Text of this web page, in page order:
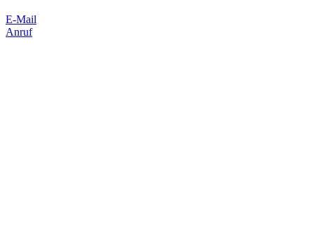
E-Mail
Anruf